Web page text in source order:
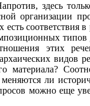
здесь
организации
соответствия
типов
этих
видов
материала?
ли
можно еще